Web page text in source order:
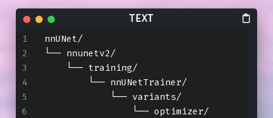
nnUNet/
└── nnunetv2/
    └── training/
        └── nnUNetTrainer/
            └── variants/
                └── optimizer/